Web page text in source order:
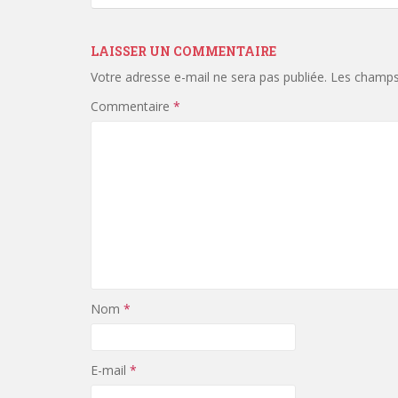
LAISSER UN COMMENTAIRE
Votre adresse e-mail ne sera pas publiée. Les
Commentaire *
Nom *
E-mail *